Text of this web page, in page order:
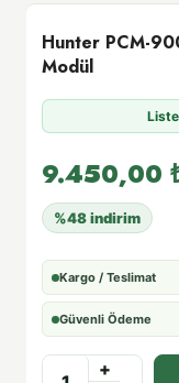
Hunter PCM-
Modül
9.450,00
%48 indirim
Kargo / Teslimat
Güvenli Ödeme
+